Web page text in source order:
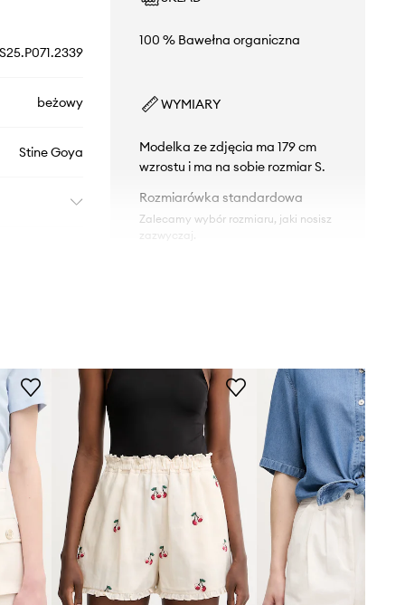
beżowy
Stine Goya
100 % Bawełna organiczna
WYMIARY
Modelka ze zdjęcia ma 179 cm
wzrostu i ma na sobie rozmiar S.
Rozmiarówka standardowa
Zalecamy wybór rozmiaru, jaki nosisz
zazwyczaj.